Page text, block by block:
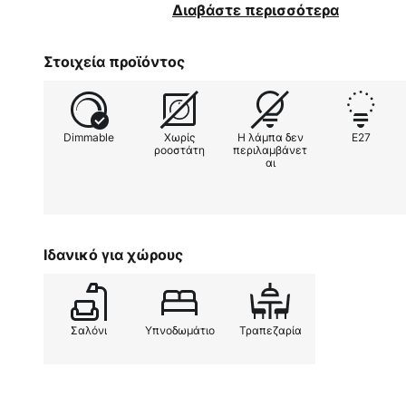
εξοπλιστούν με πηγές φωτός.
προσθέτει εντυπωσιακές
διακόσμησης και δίνει σε κάθε
Διαβάστε περισσότερα
Στοιχεία προϊόντος
Dimmable
Χωρίς
ροοστάτη
Η λάμπα δεν
περιλαμβάνετ
αι
E27
Ιδανικό για χώρους
Σαλόνι Υπνοδωμάτιο Τραπεζαρία